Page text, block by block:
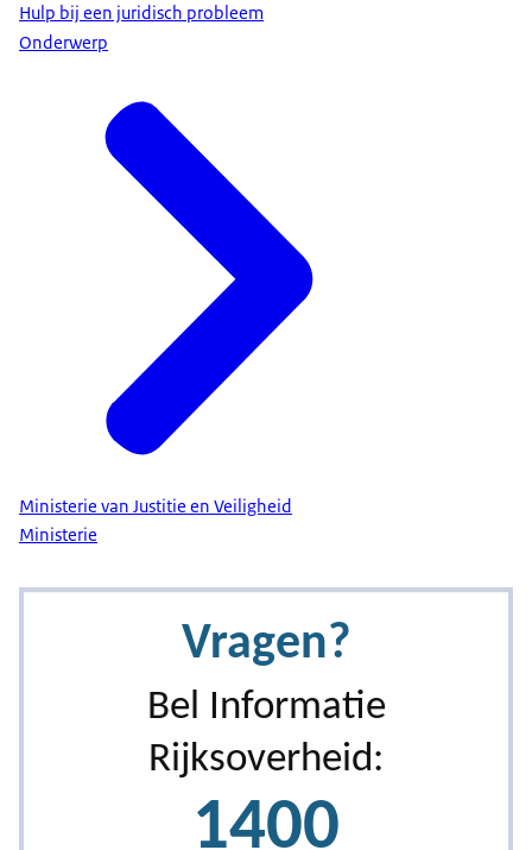
Hulp bij een juridisch probleem
Onderwerp
Ministerie van Justitie en Veiligheid
Ministerie